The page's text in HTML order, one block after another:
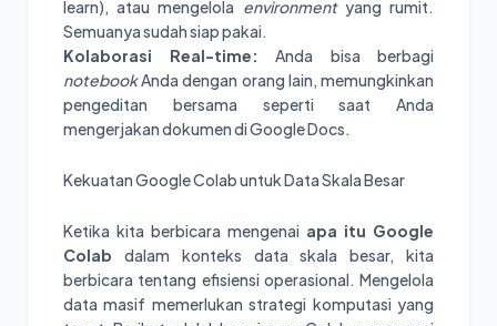
learn), atau mengelola environmentyang rumit.
Semuanya sudah siap pakai.
Kolaborasi Real-time: Anda bisa berbagi
notebookAnda dengan orang lain, memungkinkan
pengeditan bersama seperti saat Anda
mengerjakan dokumen di Google Docs.
Kekuatan Google Colab untuk Data Skala Besar
Ketika kita berbicara mengenai apa itu Google
Colab dalam konteks data skala besar, kita
berbicara tentang efisiensi operasional. Mengelola
data masif memerlukan strategi komputasi yang